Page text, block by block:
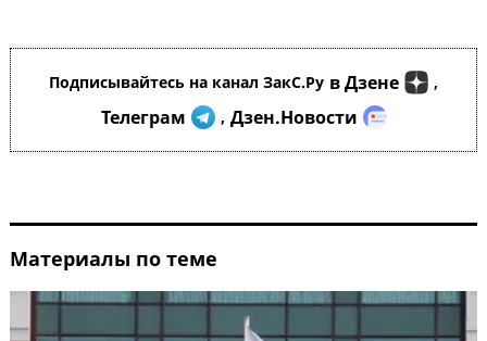
Подписывайтесь на канал ЗакС.Ру в Дзене ,
Телеграм , Дзен.Новости
Материалы по теме